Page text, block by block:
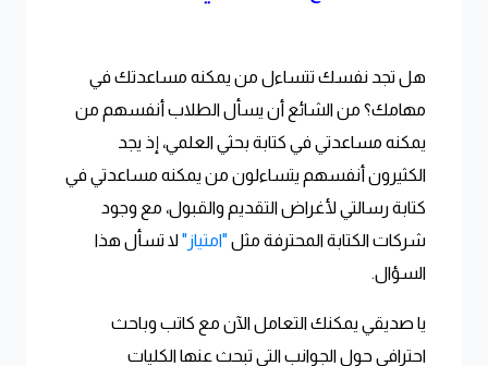
هل تجد نفسك تتساءل من يمكنه مساعدتك في
مهامك؟ من الشائع أن يسأل الطلاب أنفسهم من
يمكنه مساعدتي في كتابة بحثي العلمي، إذ يجد
الكثيرون أنفسهم يتساءلون من يمكنه مساعدتي في
كتابة رسالتي لأغراض التقديم والقبول، مع وجود
شركات الكتابة المحترفة مثل "امتياز"لا تسأل هذا
السؤال.
يا صديقي يمكنك التعامل الآن مع كاتب وباحث
احترافي حول الجوانب التي تبحث عنها الكليات